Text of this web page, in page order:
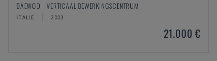
DAEWOO - VERTICAAL BEWERKINGSCENTRUM
ITALIË 2003
21.000 €